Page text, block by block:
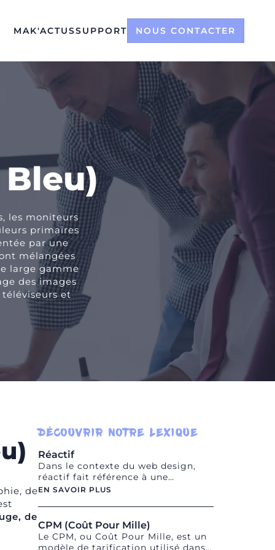
MAK'ACTUSSUPPORT NOUS CONTACTER
Bleu)
les moniteurs
primaires
par une
mélangées
large gamme
des images
et
de
de
DÉCOUVRIR NOTRE LEXIQUE
Réactif
Dans le contexte du web design,
réactif fait référence à une
approche de conception qui vise à
et se redimensionnent
automatiquement pour offrir une
expérience optimale sur différents
appareils et tailles d'écran. Un site
EN SAVOIR PLUS
CPM (Coût Pour Mille)
Le CPM, ou Coût Pour Mille, est un
modèle de tarification utilisé dans